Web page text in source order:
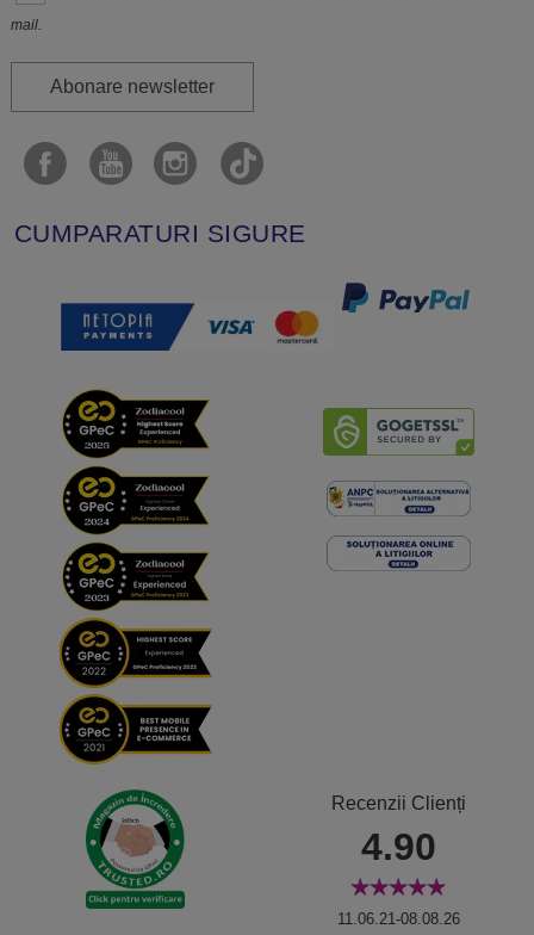
mail.
Abonare newsletter
CUMPARATURI SIGURE
Recenzii Clienți
4.90
11.06.21-08.08.26